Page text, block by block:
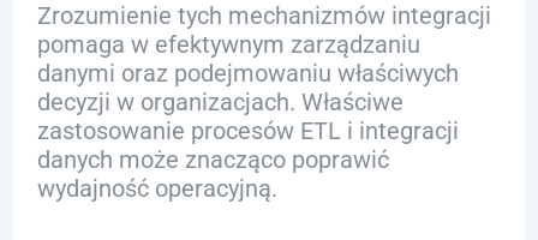
Zrozumienie tych mechanizmów integracji
pomaga w efektywnym zarządzaniu
danymi oraz podejmowaniu właściwych
decyzji w organizacjach. Właściwe
zastosowanie procesów ETL i integracji
danych może znacząco poprawić
wydajność operacyjną.